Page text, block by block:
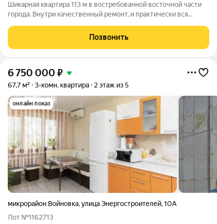
Шикарная квартира 113 м в востребованной восточной части
города. Внутри качественный ремонт, и практически вся
40 м: здесь можно собраться семьёй на ужин, обсудить планы
или устроить
Позвонить
6 750 000 ₽
67,7 м² 3-комн. квартира 2 этаж из 5
онлайн показ
микрорайон Войновка,улица Энергостроителей,10А
Лот №1162713